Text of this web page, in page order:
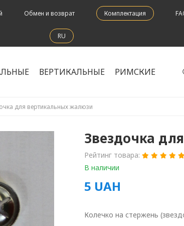
Обмен и возврат Комплектация
RU
ВЕРТИКАЛЬНЫЕ РИМСКИЕ
для вертикальных жалюзи
Звездочка
Рейтинг товара:
В наличии
5 UAH
Колечко на стержень